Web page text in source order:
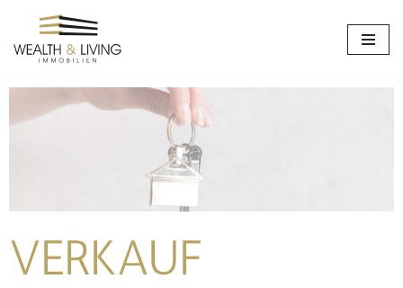
Zum
VERKAUF